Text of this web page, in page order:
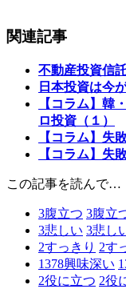
関連記事
不動産投資信
日本投資は今
【コラム】韓
ロ投資（１）
【コラム】失
【コラム】失
この記事を読んで…
3腹立つ 3腹立
3悲しい 3悲し
2すっきり 2す
1378興味深い
2役に立つ 2役